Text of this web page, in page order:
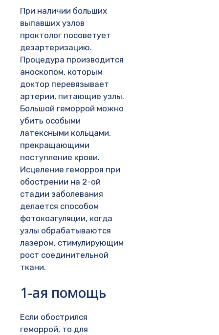
При наличии больших
выпавших узлов
проктолог посоветует
дезартеризацию.
Процедура производится
аноскопом, которым
доктор перевязывает
артерии, питающие узлы.
Большой геморрой можно
убить особыми
латексными кольцами,
прекращающими
поступление крови.
Исцеление геморроя при
обострении на 2-ой
стадии заболевания
делается способом
фотокоагуляции, когда
узлы обрабатываются
лазером, стимулирующим
рост соединительной
ткани.
1-ая помощь
Если обострился
геморрой, то для